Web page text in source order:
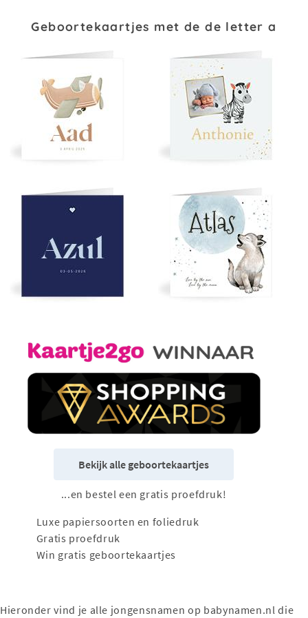
Geboortekaartjes met de de letter a
Bekijk alle geboortekaartjes
...en bestel een gratis proefdruk!
Luxe papiersoorten en foliedruk
Gratis proefdruk
Win gratis geboortekaartjes
Hieronder vind je alle jongensnamen op babynamen.nl die